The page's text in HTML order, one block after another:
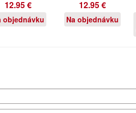
12.95 €
objednávku
12.95 €
Na objednávku